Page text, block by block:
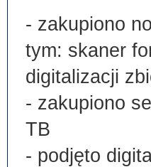
- zakupiono
tym: skaner
digitalizacji
- zakupiono
TB
- podjęto